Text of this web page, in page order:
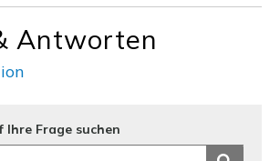
Feels true to width
Feels true to size
Antworten
Frage suchen